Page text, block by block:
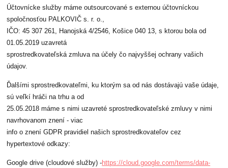
Účtovnícke služby máme outsourcované s externou účtovníckou
spoločnosťou PALKOVIČ s. r. o.,
IČO: 45 307 261, Hanojská 4/2546, Košice 040 13, s ktorou bola od
01.05.2019 uzavretá
sprostredkovateľská zmluva na účely čo najvyššej ochrany vašich
údajov.
Ďalšími sprostredkovateľmi, ku ktorým sa od nás dostávajú vaše údaje,
sú veľkí hráči na trhu a od
25.05.2018 máme s nimi uzavreté sprostredkovateľské zmluvy v nimi
navrhovanom znení - viac
info o znení GDPR pravidiel našich sprostredkovateľov cez
hypertextové odkazy:
Google drive (cloudové služby) -https://cloud.google.com/terms/data-